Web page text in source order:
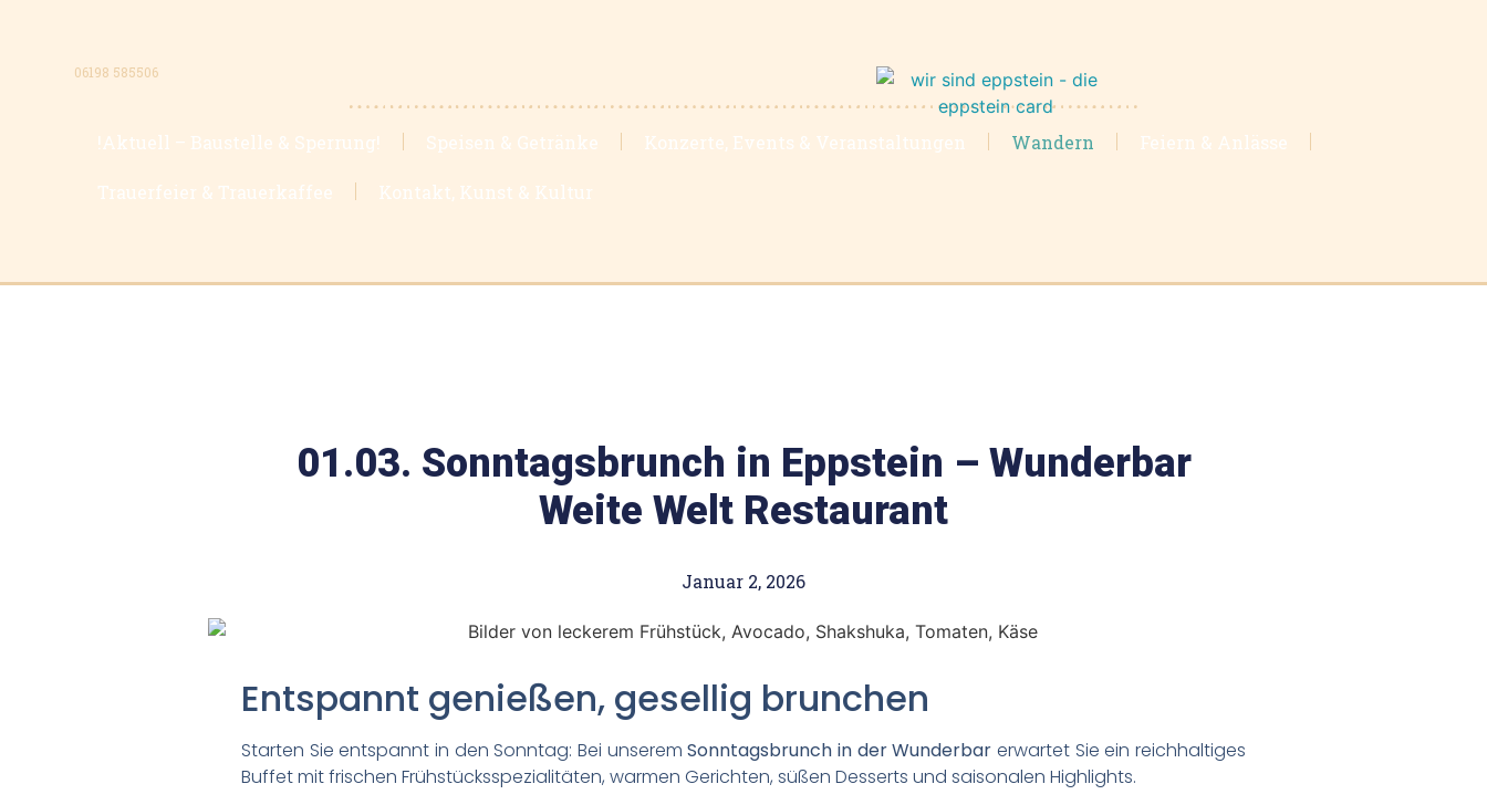
06198 585506
!Aktuell – Baustelle & Sperrung! Speisen & Getränke Konzerte, Events & Veranstaltungen Wandern Feiern & Anlässe
Trauerfeier & Trauerkaffee Kontakt, Kunst & Kultur
01.03. Sonntagsbrunch in Eppstein – Wunderbar
Weite Welt Restaurant
Januar 2, 2026
Entspannt genießen, gesellig brunchen
Starten Sie entspannt in den Sonntag: Bei unseremSonntagsbrunch in der Wunderbar erwartet Sie ein reichhaltiges
Buffet mit frischen Frühstücksspezialitäten, warmen Gerichten, süßen Desserts und saisonalen Highlights.